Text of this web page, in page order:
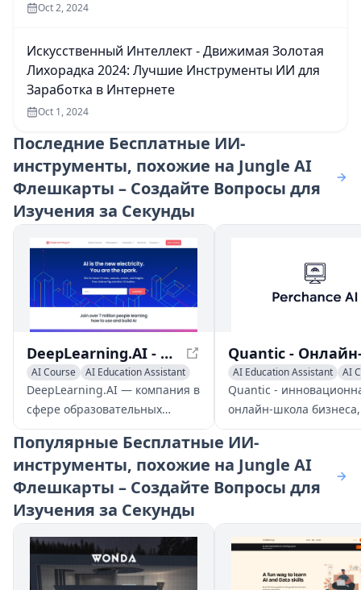
Oct 2, 2024
Искусственный Интеллект - Движимая Золотая
Лихорадка 2024: Лучшие Инструменты ИИ для
Заработка в Интернете
Oct 1, 2024
Последние Бесплатные ИИ-
инструменты, похожие на Jungle AI
Флешкарты – Создайте Вопросы для
Изучения за Секунды
DeepLearning.AI - Доступное образование в области ИИ
AI Course
AI Education Assistant
AI Tutorial
DeepLearning.AI — компания в
сфере образовательных
технологий, основанная
Эндрю Нг, предоставляющая
доступное образование в
области ИИ через
первоклассные курсы и
ресурсы.
AI Education Assistant
AI
AI Quizzes
Quantic -
онлайн-школа бизнеса,
предоставляющая
аккредитованные
MBA через удобное
приложение и
Популярные Бесплатные ИИ-
инструменты, похожие на Jungle AI
Флешкарты – Создайте Вопросы для
Изучения за Секунды